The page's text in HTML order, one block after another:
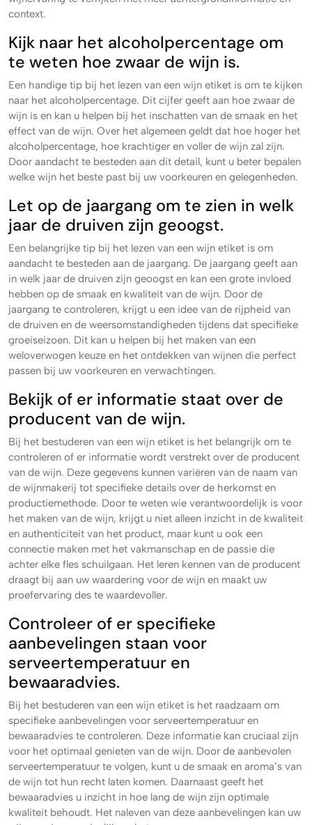
context.
Kijk naar het alcoholpercentage om
te weten hoe zwaar de wijn is.
Een handige tip bij het lezen van een wijn etiket is om te kijken
naar het alcoholpercentage. Dit cijfer geeft aan hoe zwaar de
wijn is en kan u helpen bij het inschatten van de smaak en het
effect van de wijn. Over het algemeen geldt dat hoe hoger het
alcoholpercentage, hoe krachtiger en voller de wijn zal zijn.
Door aandacht te besteden aan dit detail, kunt u beter bepalen
welke wijn het beste past bij uw voorkeuren en gelegenheden.
Let op de jaargang om te zien in welk
jaar de druiven zijn geoogst.
Een belangrijke tip bij het lezen van een wijn etiket is om
aandacht te besteden aan de jaargang. De jaargang geeft aan
in welk jaar de druiven zijn geoogst en kan een grote invloed
hebben op de smaak en kwaliteit van de wijn. Door de
jaargang te controleren, krijgt u een idee van de rijpheid van
de druiven en de weersomstandigheden tijdens dat specifieke
groeiseizoen. Dit kan u helpen bij het maken van een
weloverwogen keuze en het ontdekken van wijnen die perfect
passen bij uw voorkeuren en verwachtingen.
Bekijk of er informatie staat over de
producent van de wijn.
Bij het bestuderen van een wijn etiket is het belangrijk om te
controleren of er informatie wordt verstrekt over de producent
van de wijn. Deze gegevens kunnen variëren van de naam van
de wijnmakerij tot specifieke details over de herkomst en
productiemethode. Door te weten wie verantwoordelijk is voor
het maken van de wijn, krijgt u niet alleen inzicht in de kwaliteit
en authenticiteit van het product, maar kunt u ook een
connectie maken met het vakmanschap en de passie die
achter elke fles schuilgaan. Het leren kennen van de producent
draagt bij aan uw waardering voor de wijn en maakt uw
proefervaring des te waardevoller.
Controleer of er specifieke
aanbevelingen staan voor
serveertemperatuur en
bewaaradvies.
Bij het bestuderen van een wijn etiket is het raadzaam om
specifieke aanbevelingen voor serveertemperatuur en
bewaaradvies te controleren. Deze informatie kan cruciaal zijn
voor het optimaal genieten van de wijn. Door de aanbevolen
serveertemperatuur te volgen, kunt u de smaak en aroma’s van
de wijn tot hun recht laten komen. Daarnaast geeft het
bewaaradvies u inzicht in hoe lang de wijn zijn optimale
kwaliteit behoudt. Het naleven van deze aanbevelingen kan uw